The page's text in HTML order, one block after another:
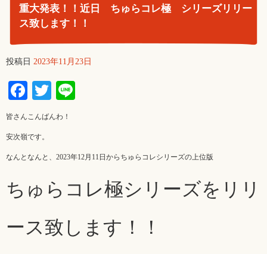
重大発表！！近日 ちゅらコレ極 シリーズリリー
ス致します！！
投稿日 2023年11月23日
Facebook
Twitter
皆さんこんばんわ！
安次嶺です。
なんとなんと、2023年12月11日からちゅらコレシリーズの上位版
ちゅらコレ極シリーズをリリ
ース致します！！